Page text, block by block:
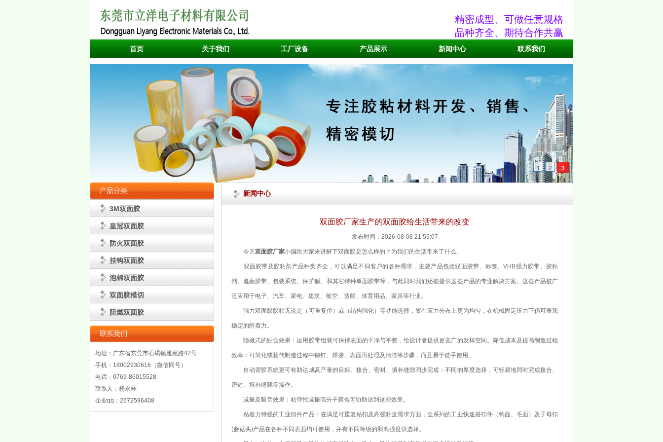
精密成型、可做任意规格
品种齐全、期待合作共赢
首页 关于我们 工厂设备 产品展示 新闻中心 联系我们
1 2 3
3M双面胶
皇冠双面胶
防火双面胶
挂钩双面胶
泡棉双面胶
双面胶模切
阻燃双面胶
地址：广东省东莞市石碣镇雅苑路42号
手机：18002930616（微信同号）
电话：0769-86015528
联系人：杨永桂
企业qq：2672596408
新闻中心
双面胶厂家生产的双面胶给生活带来的改变
发布时间：2026-08-08 21:55:07
今天双面胶厂家小编给大家来讲解下双面胶是怎么样的？为我们的生活带来了什么。
双面胶带及胶粘剂产品种类齐全，可以满足不同客户的各种需求，主要产品包括双面胶带、标签、VHB强力胶带、胶粘
剂、遮蔽胶带、包装系统、保护膜、和其它特种单面胶带等，与此同时我们还能提供这些产品的专业解决方案。这些产品被广
泛应用于电子、汽车、家电、建筑、航空、造船、体育用品、家具等行业。
强力双面胶胶粘无论是（可重复位）或（结构强化）等功能选择，胶在应力分布上更为均匀，在机械固定压力下仍可表现
稳定的附着力。
隐藏式的贴合效果：运用胶带组装可保持表面的干净与平整，给设计者提供更宽广的发挥空间。降低成本及提高制造过程
效率：可简化或替代制造过程中铆钉、焊接、表面再处理及清洁等步骤，而且易于徒手使用。
自动背胶系统更可有助达成高产量的目标。接合、密封、填补缝隙同步完成：不同的厚度选择，可轻易地同时完成接合、
密封、填补缝隙等操作。
减振及吸音效果：粘弹性减振高分子聚合可协助达到这些效果。
粘着力特强的工业扣件产品：在满足可重复粘扣及高强粘度需求方面，全系列的工业快速搭扣件（钩面、毛面）及子母扣
(蘑菇头)产品在各种不同表面均可使用，并有不同等级的剥离强度供选择。